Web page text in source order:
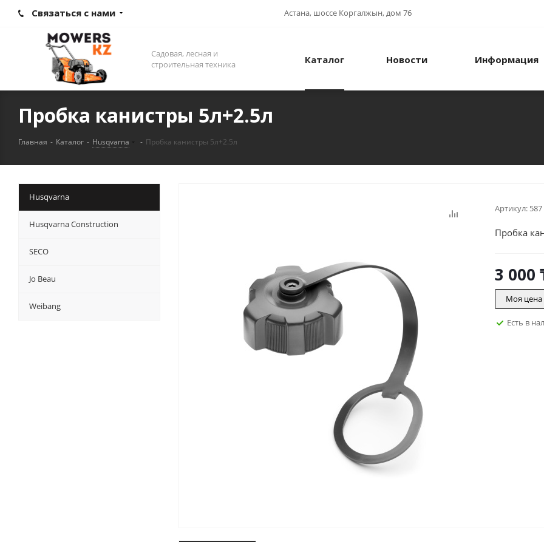
Связаться с нами Астана, шоссе Коргалжын, дом 76
Садовая, лесная и
строительная техника
Каталог Новости Информация
Пробка канистры 5л+2.5л
Главная - Каталог - Husqvarna - Пробка канистры 5л+2.5л
Артикул: 587
Пробка
3 000
Моя цена
Есть в
Husqvarna
Husqvarna Construction
SECO
Jo Beau
Weibang